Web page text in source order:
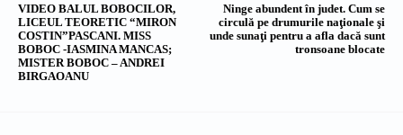
VIDEO BALUL BOBOCILOR,
LICEUL TEORETIC “MIRON
COSTIN”PASCANI. MISS
BOBOC -IASMINA MANCAS;
MISTER BOBOC – ANDREI
BIRGAOANU
Ninge abundent în judet. Cum se
circulă pe drumurile naţionale şi
unde sunaţi pentru a afla dacă sunt
tronsoane blocate